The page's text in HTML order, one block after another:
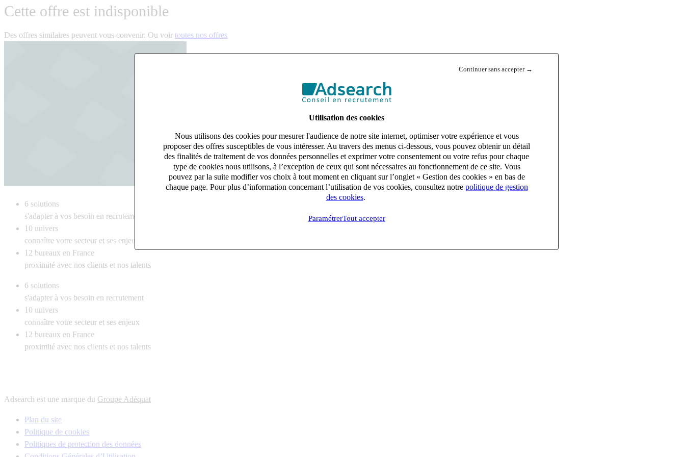
Continuer sans accepter →
Utilisation des cookies
Nous utilisons des cookies pour mesurer l'audience de notre site internet, optimiser votre expérience et vous
proposer des offres susceptibles de vous intéresser. Au travers des menus ci-dessous, vous pouvez obtenir un détail
des finalités de traitement de vos données personnelles et exprimer votre consentement ou votre refus pour chaque
type de cookies nous utilisons, à l’exception de ceux qui sont nécessaires au fonctionnement de ce site. Vous
pouvez par la suite modifier vos choix à tout moment en cliquant sur l’onglet « Gestion des cookies » en bas de
chaque page. Pour plus d’information concernant l’utilisation de vos cookies, consultez notre politique de gestion
des cookies.
ParamétrerTout accepter
Cette offre est indisponible
Des offres similaires peuvent vous convenir. Ou voir toutes nos offres
6 solutions
s'adapter à vos besoin en recrutement
10 univers
connaître votre secteur et ses enjeux
12 bureaux en France
proximité avec nos clients et nos talents
6 solutions
s'adapter à vos besoin en recrutement
10 univers
connaître votre secteur et ses enjeux
12 bureaux en France
proximité avec nos clients et nos talents
Adsearch est une marque du Groupe Adéquat
Plan du site
Politique de cookies
Politiques de protection des données